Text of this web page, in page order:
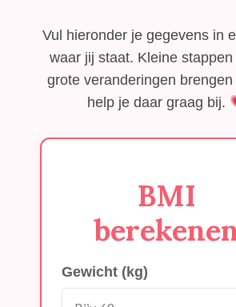
Vul hieronder je gegevens in
waar jij staat. Kleine stappen
grote veranderingen
help je daar graag bij.
BMI
Gewicht (kg)